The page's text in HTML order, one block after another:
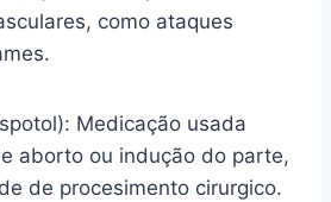
como ataques
Medicação usada
aborto ou indução do parte,
de procesimento cirurgico.